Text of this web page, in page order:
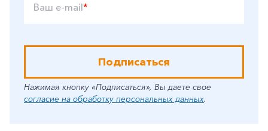
Ваш e-mail*
Подписаться
Нажимая кнопку «Подписаться», Вы даете свое
согласие на обработку персональных данных.